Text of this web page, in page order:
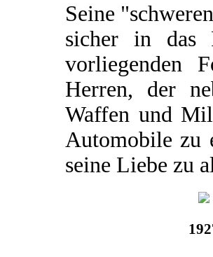
Seine
sicher in das
vorliegenden
Herren, der
Waffen und
Automobile zu
seine Liebe zu